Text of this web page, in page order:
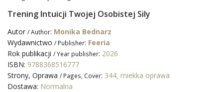
Trening Intuicji Twojej Osobistej Sily
Autor / Author: Monika Bednarz
Wydawnictwo / Publisher: Feeria
Rok publikacji / Year publisher: 2026
ISBN: 9788368516777
Strony, Oprawa / Pages, Cover: 344, miekka oprawa
Dostawa: Normalna